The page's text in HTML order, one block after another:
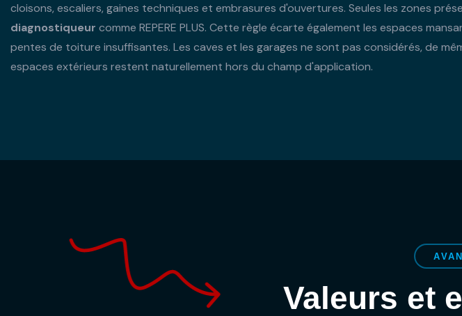
cloisons, escaliers, gaines techniques et embrasures d'ouvertures. Seules les zones
diagnostiqueur comme REPERE PLUS. Cette règle écarte également les espaces
pentes de toiture insuffisantes. Les caves et les garages ne sont pas considérés, de
espaces extérieurs restent naturellement hors du champ d'application.
Valeurs et